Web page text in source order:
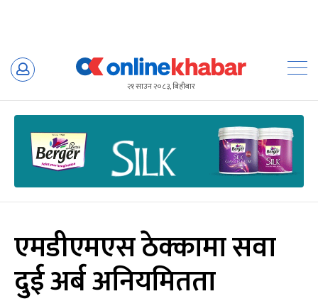
Skip
२१ साउन २०८३, बिहीबार
एमडीएमएस ठेक्कामा सवा
दुई अर्ब अनियमितता